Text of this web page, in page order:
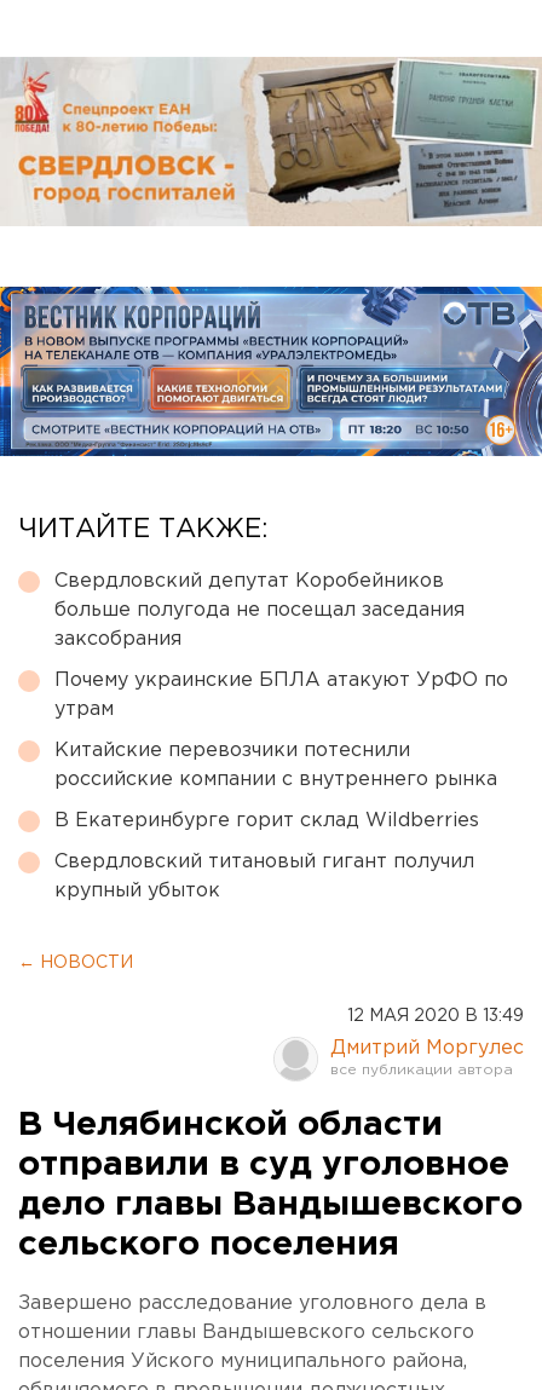
ЧИТАЙТЕ ТАКЖЕ:
Свердловский депутат Коробейников
больше полугода не посещал заседания
заксобрания
Почему украинские БПЛА атакуют УрФО по
утрам
Китайские перевозчики потеснили
российские компании с внутреннего рынка
В Екатеринбурге горит склад Wildberries
Свердловский титановый гигант получил
крупный убыток
← НОВОСТИ
12 МАЯ 2020 В 13:49
Дмитрий Моргулес
В Челябинской области
отправили в суд уголовное
дело главы Вандышевского
сельского поселения
Завершено расследование уголовного дела в
отношении главы Вандышевского сельского
поселения Уйского муниципального района,